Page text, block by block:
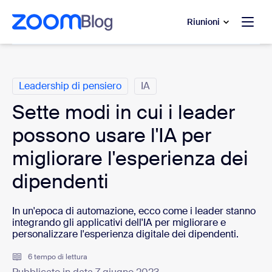
principale
di assistenza
Riunioni
Leadership di pensiero IA
Sette modi in cui i leader
possono usare l'IA per
migliorare l'esperienza dei
dipendenti
In un'epoca di automazione, ecco come i leader stanno
integrando gli applicativi dell'IA per migliorare e
personalizzare l'esperienza digitale dei dipendenti.
6 tempo di lettura